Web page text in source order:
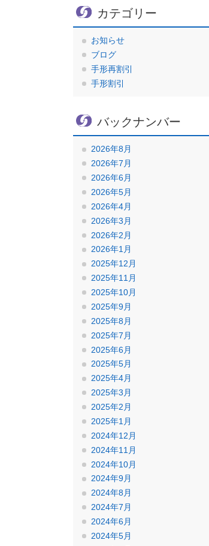
カテゴリー
お知らせ
ブログ
手形再割引
手形割引
バックナンバー
2026年8月
2026年7月
2026年6月
2026年5月
2026年4月
2026年3月
2026年2月
2026年1月
2025年12月
2025年11月
2025年10月
2025年9月
2025年8月
2025年7月
2025年6月
2025年5月
2025年4月
2025年3月
2025年2月
2025年1月
2024年12月
2024年11月
2024年10月
2024年9月
2024年8月
2024年7月
2024年6月
2024年5月